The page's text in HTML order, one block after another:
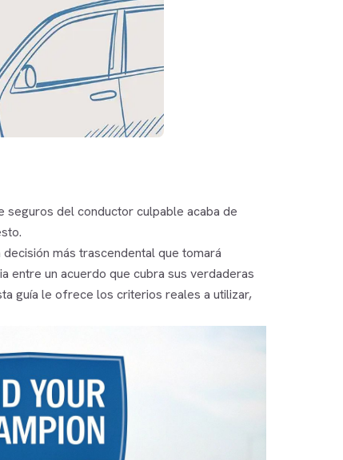
seguros del conductor culpable acaba de
más trascendental que tomará
entre un acuerdo que cubra sus verdaderas
guía le ofrece los criterios reales a utilizar,